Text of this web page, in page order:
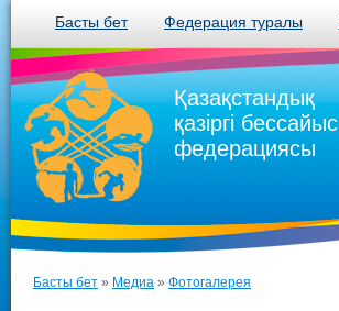
Басты бет Федерация туралы
Қазақстандық
қазіргі бессайыс
федерациясы
Басты бет » Медиа » Фотогалерея